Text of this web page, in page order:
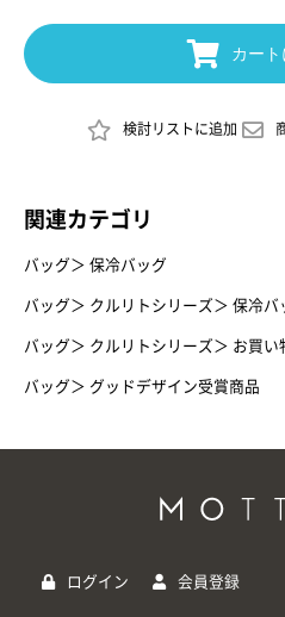
カート
検討リストに追加
関連カテゴリ
バッグ ＞ 保冷バッグ
バッグ ＞ クルリトシリーズ ＞ 保冷バ
バッグ ＞ クルリトシリーズ ＞ お買い
バッグ ＞ グッドデザイン受賞商品
ログイン 会員登録